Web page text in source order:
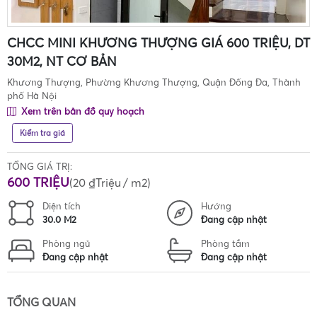
CHCC MINI KHƯƠNG THƯỢNG GIÁ 600 TRIỆU, DT
30M2, NT CƠ BẢN
Khương Thượng, Phường Khương Thượng, Quận Đống Đa, Thành
phố Hà Nội
Xem trên bản đồ quy hoạch
Kiểm tra giá
TỔNG GIÁ TRỊ:
600 TRIỆU(20 ₫Triệu / m2)
Diện tích
30.0 M2
Hướng
Đang cập nhật
Phòng ngủ
Đang cập nhật
Phòng tắm
Đang cập nhật
TỔNG QUAN